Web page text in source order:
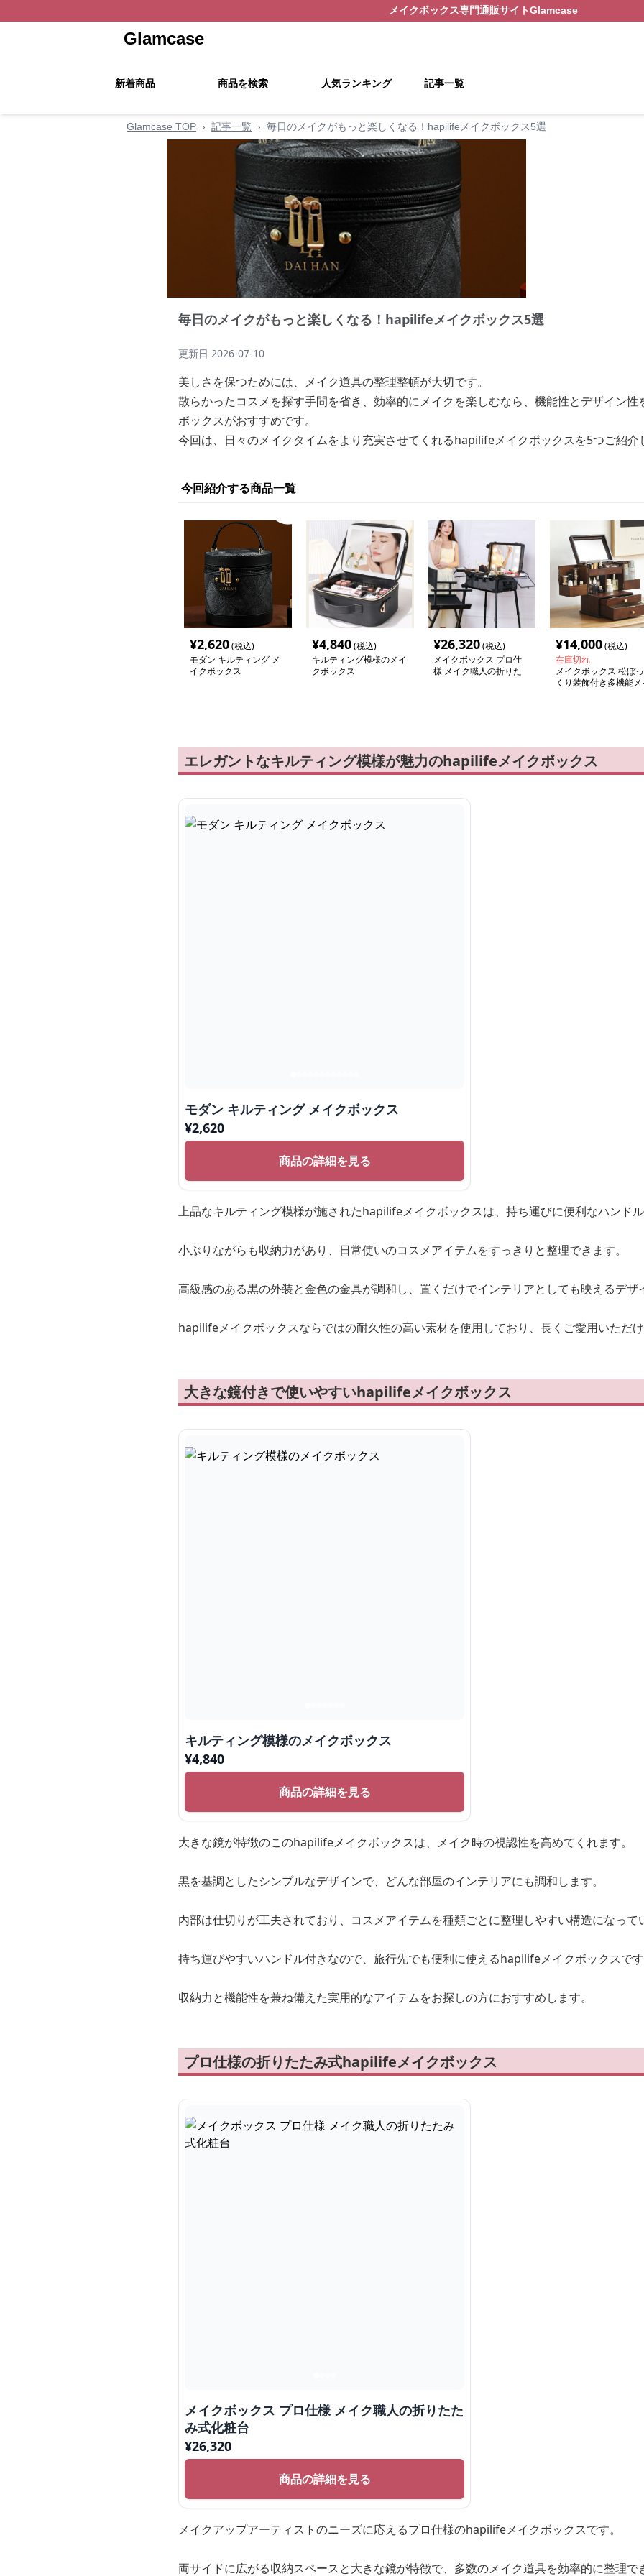
メイクボックス専門通販サイトGlamcase
Glamcase
新着商品 商品を検索 人気ランキング 記事一覧
Glamcase TOP › 記事一覧 › 毎日のメイクがもっと楽しくなる！hapilifeメイクボックス5選
毎日のメイクがもっと楽しくなる！hapilifeメイクボックス5選
更新日 2026-07-10
美しさを保つためには、メイク道具の整理整頓が大切です。
散らかったコスメを探す手間を省き、効率的にメイクを楽しむなら、機能性とデザイン
ボックスがおすすめです。
今回は、日々のメイクタイムをより充実させてくれるhapilifeメイクボックスを5つご紹介
今回紹介する商品一覧
¥2,620(税込)
モダン キルティング メ
イクボックス
¥4,840(税込)
キルティング模様のメイ
クボックス
¥26,320(税込)
メイクボックス プロ仕
様 メイク職人の折りた
¥14,000(税込)
在庫切れ
メイクボックス 松ぼっ
くり装飾付き多機能メ
エレガントなキルティング模様が魅力のhapilifeメイクボックス
モダン キルティング メイクボックス
¥2,620
商品の詳細を見る
上品なキルティング模様が施されたhapilifeメイクボックスは、持ち運びに便利なハンド
小ぶりながらも収納力があり、日常使いのコスメアイテムをすっきりと整理できます。
高級感のある黒の外装と金色の金具が調和し、置くだけでインテリアとしても映えるデザ
hapilifeメイクボックスならではの耐久性の高い素材を使用しており、長くご愛用いただ
大きな鏡付きで使いやすいhapilifeメイクボックス
キルティング模様のメイクボックス
¥4,840
商品の詳細を見る
大きな鏡が特徴のこのhapilifeメイクボックスは、メイク時の視認性を高めてくれます。
黒を基調としたシンプルなデザインで、どんな部屋のインテリアにも調和します。
内部は仕切りが工夫されており、コスメアイテムを種類ごとに整理しやすい構造になって
持ち運びやすいハンドル付きなので、旅行先でも便利に使えるhapilifeメイクボックスで
収納力と機能性を兼ね備えた実用的なアイテムをお探しの方におすすめします。
プロ仕様の折りたたみ式hapilifeメイクボックス
メイクボックス プロ仕様 メイク職人の折りたた
み式化粧台
¥26,320
商品の詳細を見る
メイクアップアーティストのニーズに応えるプロ仕様のhapilifeメイクボックスです。
両サイドに広がる収納スペースと大きな鏡が特徴で、多数のメイク道具を効率的に整理で